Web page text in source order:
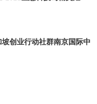
创业行动社群南京国际中